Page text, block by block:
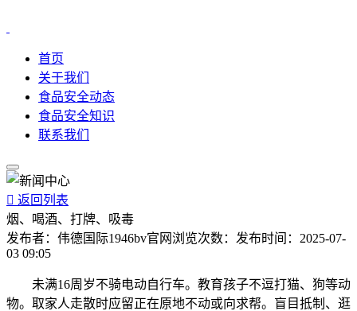
首页
关于我们
食品安全动态
食品安全知识
联系我们
 返回列表
烟、喝酒、打牌、吸毒
发布者： 伟德国际1946bv官网 浏览次数： 发布时间： 2025-07-
03 09:05
未满16周岁不骑电动自行车。教育孩子不逗打猫、狗等动
物。取家人走散时应留正在原地不动或向求帮。盲目抵制、逛